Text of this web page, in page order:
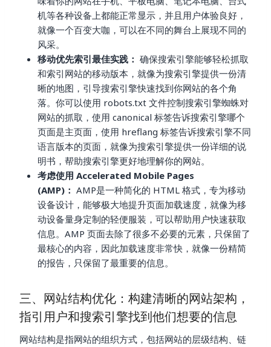
机等各种设备上都能正常显示，并且用户体验良好，
就像一个百变大咖，可以在不同的舞台上展现不同的
风采。
移动优先索引最佳实践： 确保搜索引擎能够轻松抓取
和索引网站的移动版本，就像为搜索引擎提供一份清
晰的地图，引导搜索引擎快速找到你网站的各个角
落。你可以使用 robots.txt 文件控制搜索引擎蜘蛛对
网站的抓取，使用 canonical 标签告诉搜索引擎哪个
页面是主页面，使用 hreflang 标签告诉搜索引擎不同
语言版本的页面，就像为搜索引擎提供一份详细的说
明书，帮助搜索引擎更好地理解你的网站。
考虑使用 Accelerated Mobile Pages
(AMP)： AMP是一种简化的 HTML 格式，专为移动
设备设计，能够极大地提升页面加载速度，就像为移
动设备量身定制的轻便服装，可以帮助用户快速获取
信息。AMP 页面去除了很多不必要的元素，只保留了
最核心的内容，因此加载速度非常快，就像一份精简
的报告，只保留了最重要的信息。
三、网站结构优化：构建清晰的网站架构，
指引用户和搜索引擎找到他们想要的信息
网站结构是指网站的组织方式，包括网站的层级结构、链